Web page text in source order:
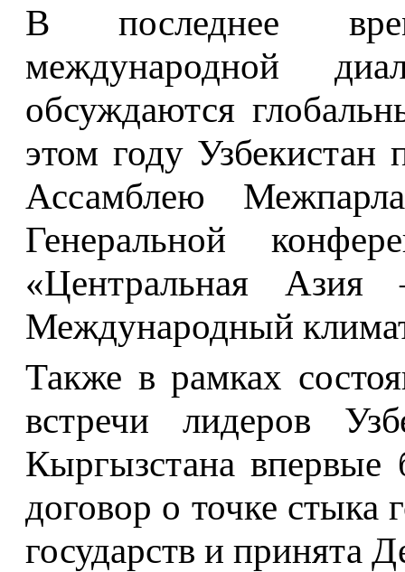
В последнее
международной
обсуждаются
этом году
Ассамблею
Генеральной
«Центральная
Международный
Также в рамках
встречи лидеров
Кыргызстана впервые
договор о точке стыка
государств и принята